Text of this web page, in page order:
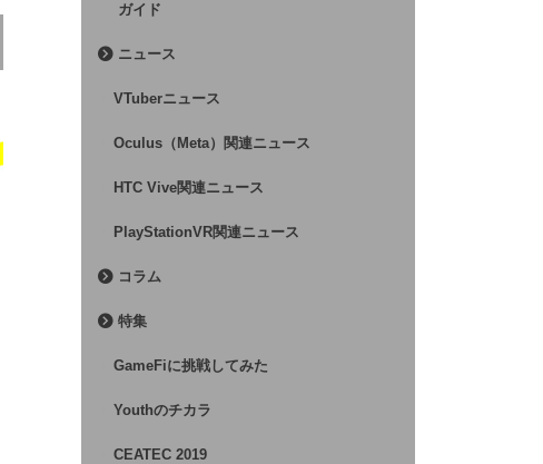
ガイド
ニュース
VTuberニュース
Oculus（Meta）関連ニュース
HTC Vive関連ニュース
PlayStationVR関連ニュース
コラム
特集
GameFiに挑戦してみた
Youthのチカラ
CEATEC 2019